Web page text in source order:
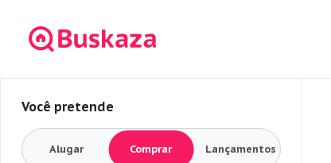
Você pretende
Alugar Comprar Lançamentos